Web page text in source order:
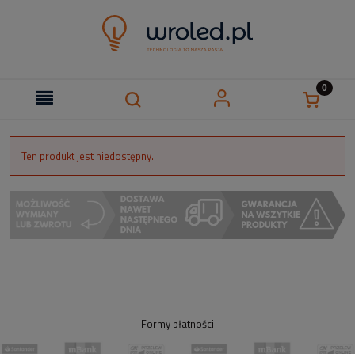
Ten produkt jest niedostępny.
Formy płatności